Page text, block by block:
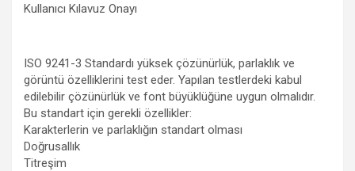
Kullanıcı Kılavuz Onayı
ISO 9241-3 Standardı yüksek çözünürlük, parlaklık ve
görüntü özelliklerini test eder. Yapılan testlerdeki kabul
edilebilir çözünürlük ve font büyüklüğüne uygun olmalıdır.
Bu standart için gerekli özellikler:
Karakterlerin ve parlaklığın standart olması
Doğrusallık
Titreşim